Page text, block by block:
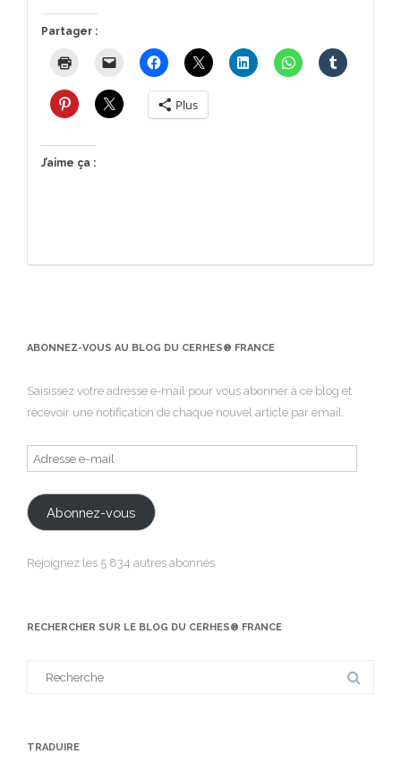
Partager :
Plus
J’aime ça :
ABONNEZ-VOUS AU BLOG DU CERHES® FRANCE
Saisissez votre adresse e-mail pour vous abonner à ce blog et
recevoir une notification de chaque nouvel article par email.
Adresse
e-
mail
Abonnez-vous
Rejoignez les 5 834 autres abonnés
RECHERCHER SUR LE BLOG DU CERHES® FRANCE
TRADUIRE